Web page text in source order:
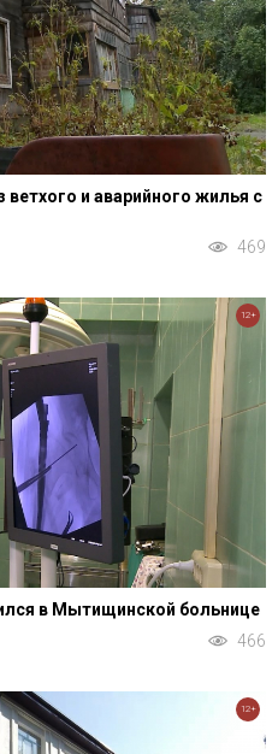
ветхого и аварийного жилья с
469
в Мытищинской больнице
466
12+
12+